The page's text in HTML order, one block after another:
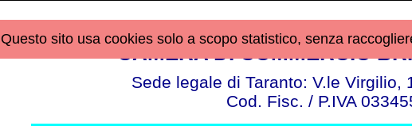
CAMERA DI COMMERCIO
Sede legale di Taranto: V.le Virgilio,
Cod. Fisc. / P.IVA
Questo sito usa cookies solo a scopo statistico, senza